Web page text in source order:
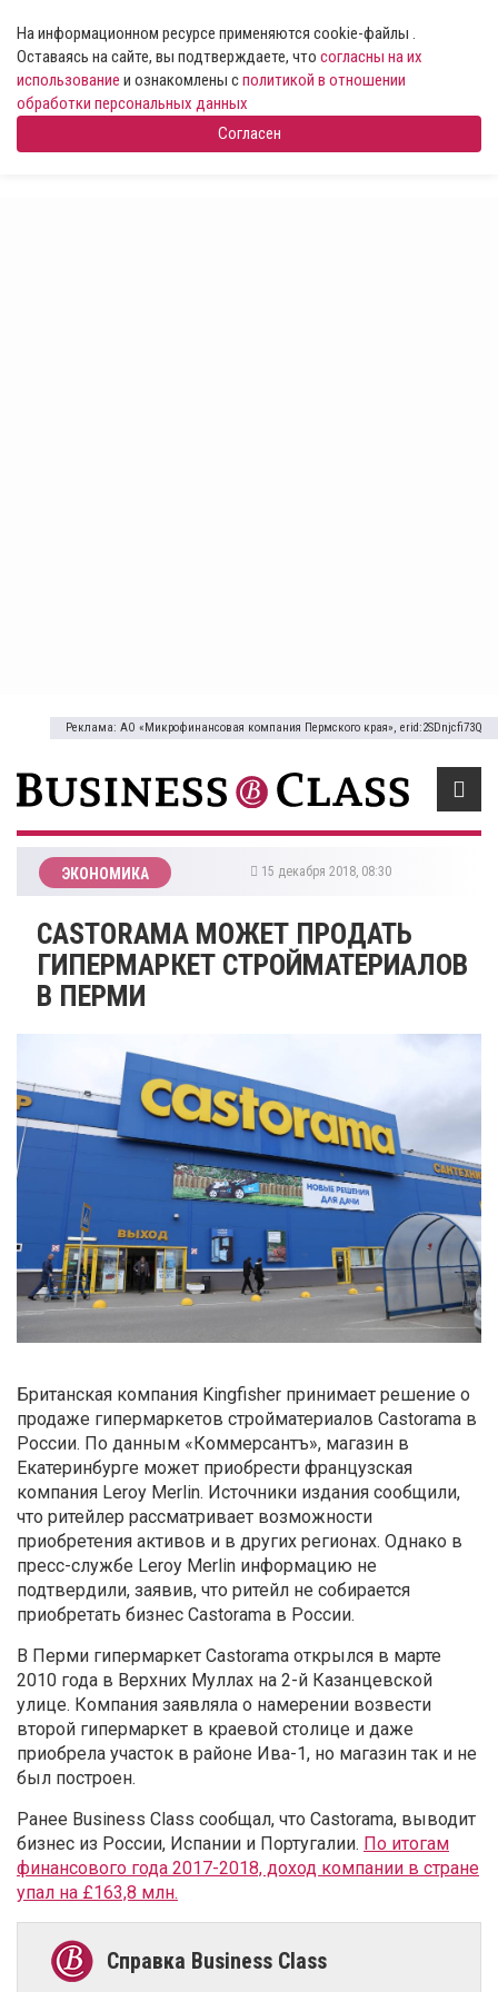
На информационном ресурсе применяются cookie-файлы .
Оставаясь на сайте, вы подтверждаете, что согласны на их
использование и ознакомлены сполитикой в отношении
обработки персональных данных
Согласен
Реклама: АО «Микрофинансовая компания Пермского края», erid:2SDnjcfi73Q
ЭКОНОМИКА 15 декабря 2018, 08:30
CASTORAMA МОЖЕТ ПРОДАТЬ
ГИПЕРМАРКЕТ СТРОЙМАТЕРИАЛОВ
В ПЕРМИ
Британская компания Kingfisher принимает решение о
продаже гипермаркетов стройматериалов Castoramа в
России. По данным «Коммерсантъ», магазин в
Екатеринбурге может приобрести французская
компания Leroy Merlin. Источники издания сообщили,
что ритейлер рассматривает возможности
приобретения активов и в других регионах. Однако в
пресс-службе Leroy Merlin информацию не
подтвердили, заявив, что ритейл не собирается
приобретать бизнес Castorama в России.
В Перми гипермаркет Castorama открылся в марте
2010 года в Верхних Муллах на 2-й Казанцевской
улице. Компания заявляла о намерении возвести
второй гипермаркет в краевой столице и даже
приобрела участок в районе Ива-1, но магазин так и не
был построен.
Ранее Business Class сообщал, что Castorama, выводит
бизнес из России, Испании и Португалии. По итогам
финансового года 2017-2018, доход компании в стране
упал на £163,8 млн.